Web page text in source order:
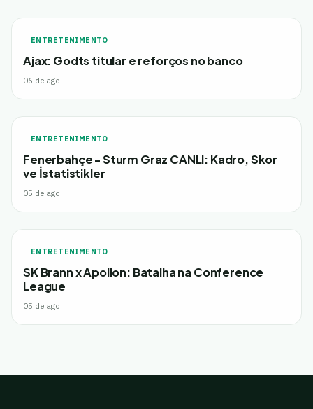
ENTRETENIMENTO
Ajax: Godts titular e reforços no banco
06 de ago.
ENTRETENIMENTO
Fenerbahçe - Sturm Graz CANLI: Kadro, Skor
ve İstatistikler
05 de ago.
ENTRETENIMENTO
SK Brann x Apollon: Batalha na Conference
League
05 de ago.